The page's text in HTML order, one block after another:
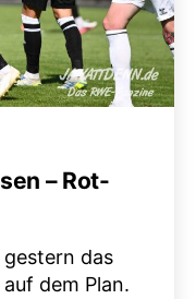
– Rot-
das
dem Plan.